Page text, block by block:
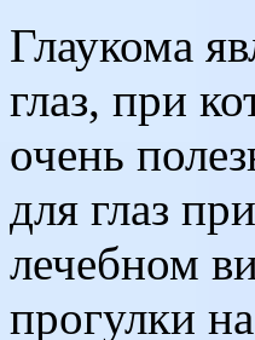
Глаукома
глаз, при
очень
для глаз
лечебном
прогулки